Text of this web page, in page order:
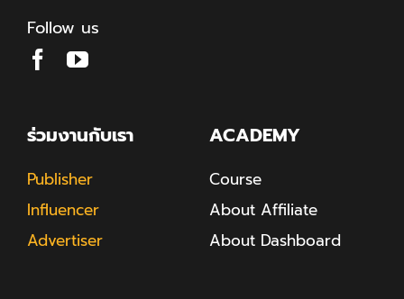
Follow us
ร่วมงานกับเรา
Publisher
Influencer
Advertiser
ACADEMY
Course
About Affiliate
About Dashboard